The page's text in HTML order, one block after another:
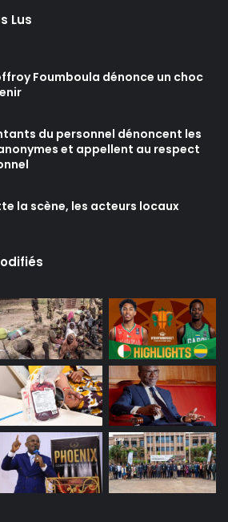
Lus
Foumboula dénonce un choc
du personnel dénoncent les
et appellent au respect
la scène, les acteurs locaux